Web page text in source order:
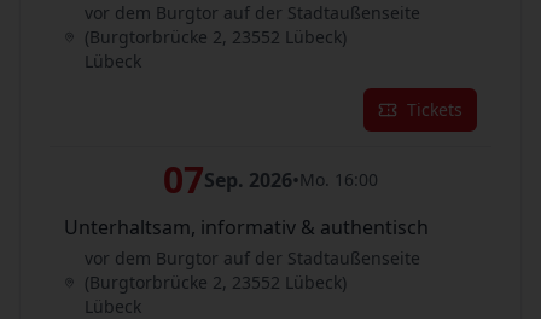
vor dem Burgtor auf der Stadtaußenseite
(Burgtorbrücke 2, 23552 Lübeck)
Lübeck
Tickets
07Sep. 2026•Mo. 16:00
Unterhaltsam, informativ & authentisch
vor dem Burgtor auf der Stadtaußenseite
(Burgtorbrücke 2, 23552 Lübeck)
Lübeck